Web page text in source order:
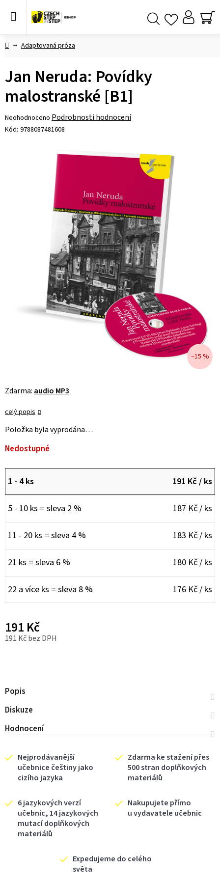
Hledat
DomůAdaptovaná próza
Zdarma: audio MP3
celý popis
Položka byla vyprodána…
Nedostupné
1 - 4 ks 191 Kč/ ks
5 - 10 ks = sleva 2 % 187 Kč/ ks
11 - 20 ks = sleva 4 % 183 Kč/ ks
21 ks = sleva 6 % 180 Kč/ ks
22 a více ks = sleva 8 % 176 Kč/ ks
191 Kč
191 Kč bez DPH
Jan Neruda: Povídky
malostranské [B1]
Průměrné
hodnocení
Neohodnoceno Podrobnosti hodnocení
Kód: 9788087481608
–15 %
Nejprodávanější
učebnice češtiny jako
cizího jazyka
Zdarma ke stažení přes
500 stran doplňkových
materiálů
6 jazykových verzí
učebnic, 14 jazykových
mutací doplňkových
materiálů
Nakupujete přímo
u vydavatele učebnic
Expedujeme do celého
světa
Popis
Diskuze
Hodnocení